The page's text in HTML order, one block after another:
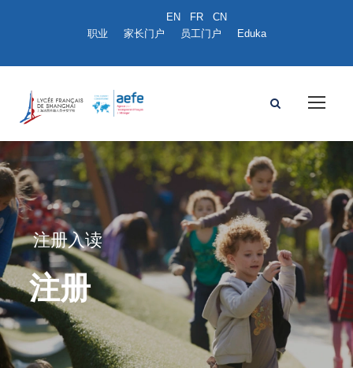
职业 家长门户 员工门户 Eduka
注册入读
注册